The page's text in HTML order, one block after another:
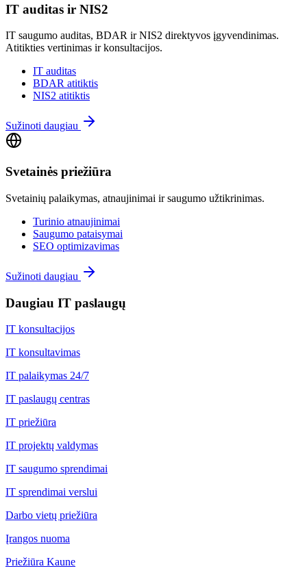
IT auditas ir NIS2
IT saugumo auditas, BDAR ir NIS2 direktyvos įgyvendinimas.
Atitikties vertinimas ir konsultacijos.
IT auditas
BDAR atitiktis
NIS2 atitiktis
Sužinoti daugiau
Svetainės priežiūra
Svetainių palaikymas, atnaujinimai ir saugumo užtikrinimas.
Turinio atnaujinimai
Saugumo pataisymai
SEO optimizavimas
Sužinoti daugiau
Daugiau IT paslaugų
IT konsultacijos
IT konsultavimas
IT palaikymas 24/7
IT paslaugų centras
IT priežiūra
IT projektų valdymas
IT saugumo sprendimai
IT sprendimai verslui
Darbo vietų priežiūra
Įrangos nuoma
Priežiūra Kaune